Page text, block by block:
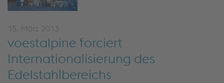
15. März 2013
voestalpine forciert
Internationalisierung des
Edelstahlbereichs